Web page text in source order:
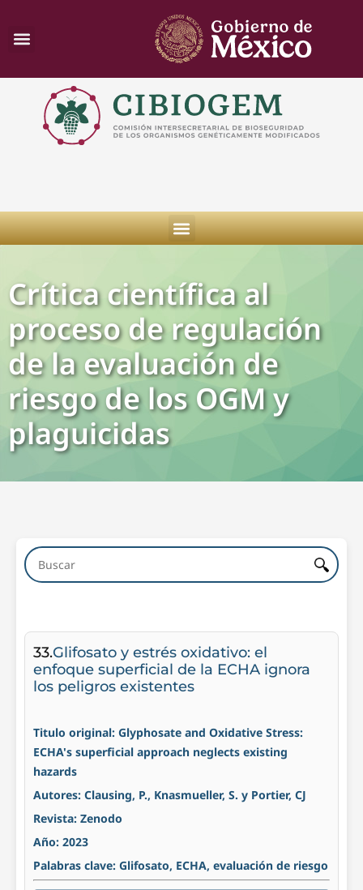
Crítica científica al
proceso de regulación
de la evaluación de
riesgo de los OGM y
plaguicidas
33.Glifosato y estrés oxidativo: el
enfoque superficial de la ECHA ignora
los peligros existentes
Titulo original: Glyphosate and Oxidative Stress:
ECHA's superficial approach neglects existing
hazards
Autores: Clausing, P., Knasmueller, S. y Portier, CJ
Revista: Zenodo
Año: 2023
Palabras clave: Glifosato, ECHA, evaluación de riesgo